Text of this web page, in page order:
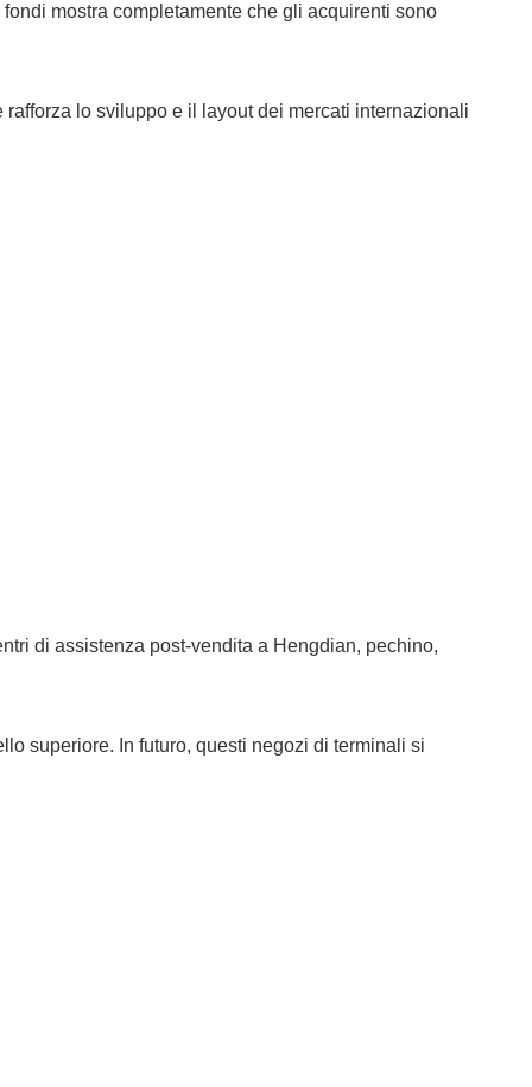
mostra completamente che gli acquirenti sono
lo sviluppo e il layout dei mercati internazionali
di assistenza post-vendita a Hengdian, pechino,
superiore. In futuro, questi negozi di terminali si